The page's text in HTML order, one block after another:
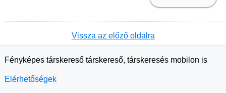
Vissza az előző oldalra
Fényképes társkereső társkereső, társkeresés mobilon is
Elérhetőségek